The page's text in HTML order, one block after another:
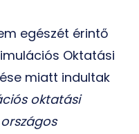
egészét érintő
Oktatási
miatt indultak
oktatási